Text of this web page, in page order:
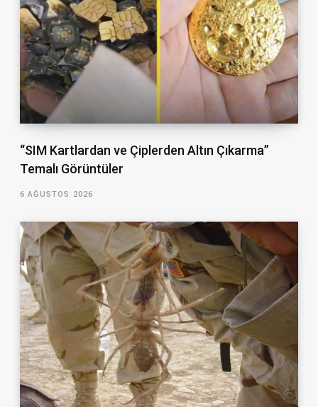
“SIM Kartlardan ve Çiplerden Altın Çıkarma”
Temalı Görüntüler
6 AĞUSTOS 2026